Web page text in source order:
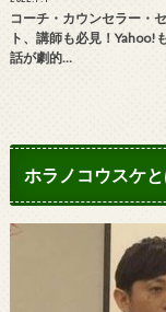
コーチ・カウンセラー・
ト、講師も必見！Yahoo!
話が劇的…
ホラノコウスケ